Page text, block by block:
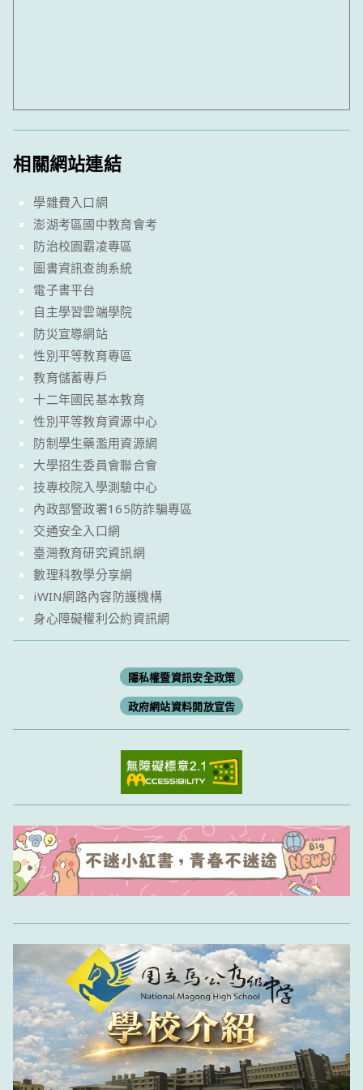
相關網站連結
學雜費入口網
澎湖考區國中教育會考
防治校園霸凌專區
圖書資訊查詢系統
電子書平台
自主學習雲端學院
防災宣導網站
性別平等教育專區
教育儲蓄專戶
十二年國民基本教育
性別平等教育資源中心
防制學生藥濫用資源網
大學招生委員會聯合會
技專校院入學測驗中心
內政部警政署165防詐騙專區
交通安全入口網
臺灣教育研究資訊網
數理科教學分享網
iWIN網路內容防護機構
身心障礙權利公約資訊網
隱私權暨資訊安全政策
政府網站資料開放宣告